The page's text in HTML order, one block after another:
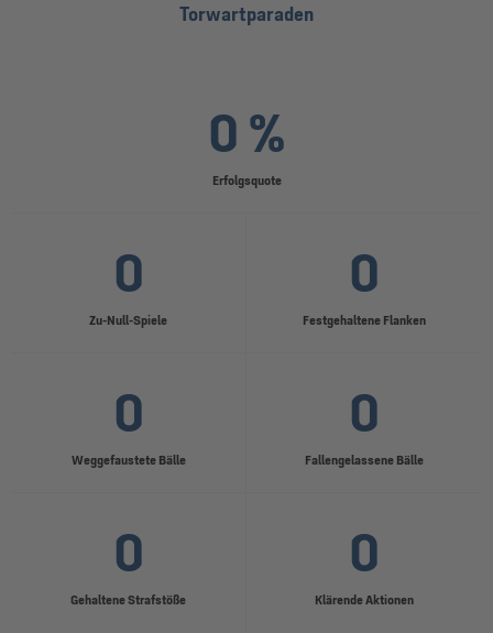
Torwartparaden
Erfolgsquote
0 %
Zu-Null-Spiele
0
Festgehaltene Flanken
0
Weggefaustete Bälle
0
Fallengelassene Bälle
0
Gehaltene Strafstöße
0
Klärende Aktionen
0